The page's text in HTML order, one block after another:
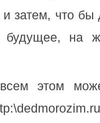
затем, что
на
этом